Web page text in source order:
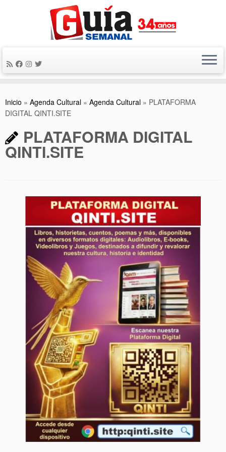
Inicio » Agenda Cultural » Agenda Cultural » PLATAFORMA
DIGITAL QINTI.SITE
PLATAFORMA DIGITAL
QINTI.SITE